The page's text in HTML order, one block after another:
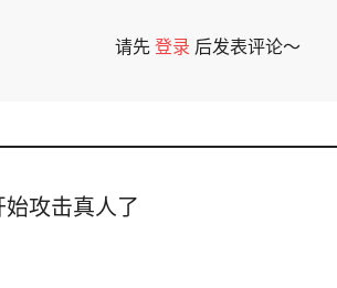
请先登录 后发表评论～
攻击真人了